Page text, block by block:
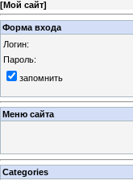
[Мой сайт]
Форма входа
Логин:
Пароль:
запомнить
Меню сайта
Categories